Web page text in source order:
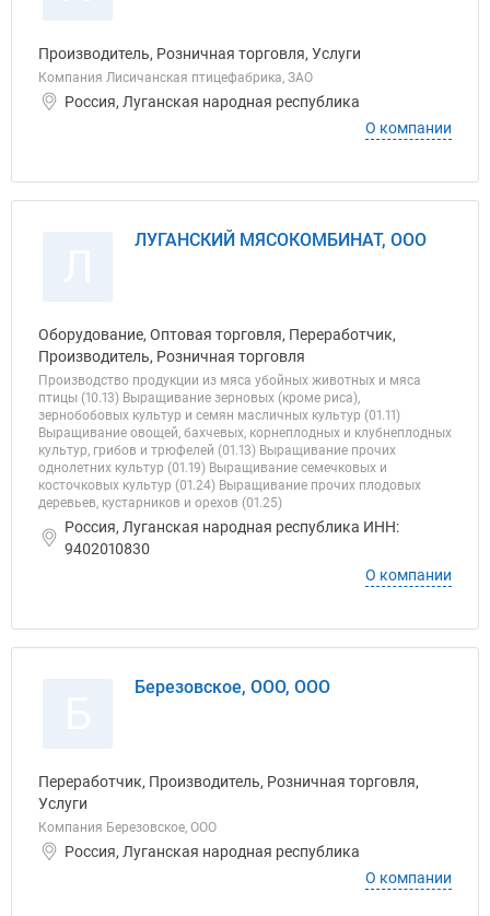
Производитель, Розничная торговля, Услуги
Компания Лисичанская птицефабрика, ЗАО
Россия, Луганская народная республика
О компании
ЛУГАНСКИЙ МЯСОКОМБИНАТ, ООО
Оборудование, Оптовая торговля, Переработчик,
Производитель, Розничная торговля
Производство продукции из мяса убойных животных и мяса
птицы (10.13) Выращивание зерновых (кроме риса),
зернобобовых культур и семян масличных культур (01.11)
Выращивание овощей, бахчевых, корнеплодных и клубнеплодных
культур, грибов и трюфелей (01.13) Выращивание прочих
однолетних культур (01.19) Выращивание семечковых и
косточковых культур (01.24) Выращивание прочих плодовых
деревьев, кустарников и орехов (01.25)
Россия, Луганская народная республика ИНН:
9402010830
О компании
Березовское, ООО, ООО
Переработчик, Производитель, Розничная торговля,
Услуги
Компания Березовское, ООО
Россия, Луганская народная республика
О компании